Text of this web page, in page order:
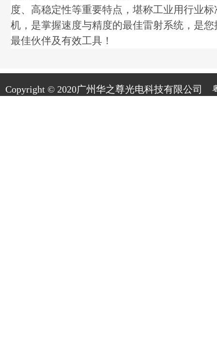
度、高稳定性等重要特点，堪称工业用行业
机，是掌握速度与精度的最佳雷射系统，是
最佳伙伴及有效工具！
Copyright © 2020广州华之尊光电科技有限公司